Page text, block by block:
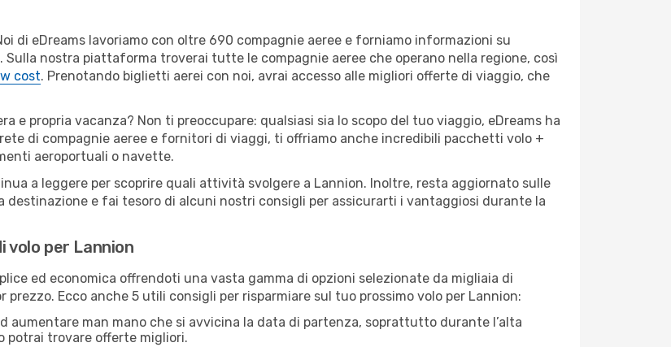
di eDreams lavoriamo con oltre 690 compagnie aeree e forniamo informazioni su
nostra piattaforma troverai tutte le compagnie aeree che operano nella regione, così
cost. Prenotando biglietti aerei con noi, avrai accesso alle migliori offerte di viaggio, che
e propria vacanza? Non ti preoccupare: qualsiasi sia lo scopo del tuo viaggio, eDreams ha
di compagnie aeree e fornitori di viaggi, ti offriamo anche incredibili pacchetti volo +
aeroportuali o navette.
a leggere per scoprire quali attività svolgere a Lannion. Inoltre, resta aggiornato sulle
destinazione e fai tesoro di alcuni nostri consigli per assicurarti i vantaggiosi durante la
per Lannion
ed economica offrendoti una vasta gamma di opzioni selezionate da migliaia di
Ecco anche 5 utili consigli per risparmiare sul tuo prossimo volo per Lannion:
aumentare man mano che si avvicina la data di partenza, soprattutto durante l’alta
potrai trovare offerte migliori.